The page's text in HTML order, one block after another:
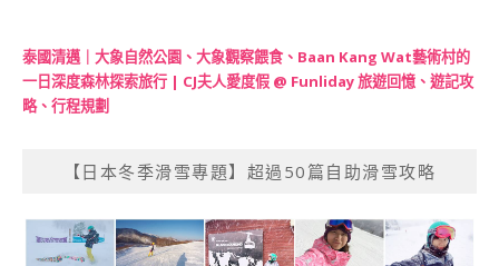
泰國清邁｜大象自然公園、大象觀察餵食、Baan Kang Wat藝術村的
一日深度森林探索旅行 | CJ夫人愛度假 @ Funliday 旅遊回憶、遊記攻
略、行程規劃
【日本冬季滑雪專題】超過50篇自助滑雪攻略